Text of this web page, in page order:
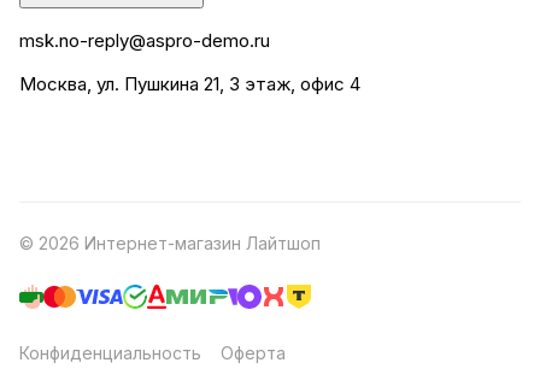
msk.no-reply@aspro-demo.ru
Москва, ул. Пушкина 21, 3 этаж, офис 4
© 2026 Интернет-магазин Лайтшоп
Конфиденциальность Оферта